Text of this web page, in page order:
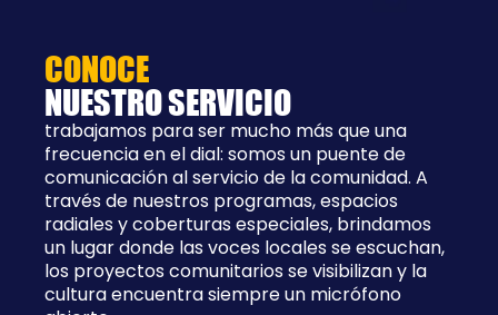
CONOCE
NUESTRO SERVICIO
trabajamos para ser mucho más que una
frecuencia en el dial: somos un puente de
comunicación al servicio de la comunidad. A
través de nuestros programas, espacios
radiales y coberturas especiales, brindamos
un lugar donde las voces locales se escuchan,
los proyectos comunitarios se visibilizan y la
cultura encuentra siempre un micrófono